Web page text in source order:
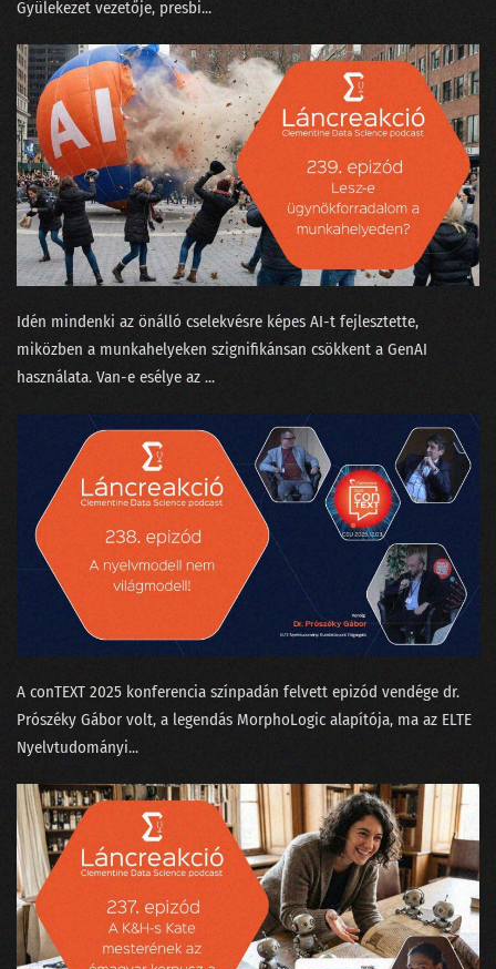
01. Humanoid robotok
Gyülekezet⁠⁠ vezetője, presbi...
Idén mindenki az önálló cselekvésre képes AI-t fejlesztette,
miközben a munkahelyeken szignifikánsan csökkent a GenAI
használata. Van-e esélye az ...
A conTEXT 2025 konferencia színpadán felvett epizód vendége dr.
Prószéky Gábor⁠⁠ volt, a legendás MorphoLogic alapítója, ma az ELTE
Nyelvtudományi...